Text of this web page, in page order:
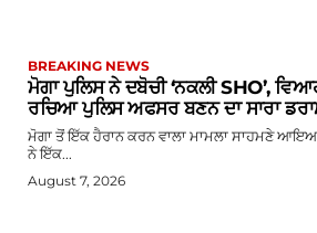
BREAKING NEWS
ਮੋਗਾ ਪੁਲਿਸ ਨੇ ਦਬੋਚੀ ‘ਨਕਲੀ SHO’,
ਰਚਿਆ ਪੁਲਿਸ ਅਫਸਰ ਬਣਨ ਦਾ ਸਾਰਾ
ਮੋਗਾ ਤੋਂ ਇੱਕ ਹੈਰਾਨ ਕਰਨ ਵਾਲਾ ਮਾਮਲਾ ਸਾਹਮਣੇ
ਨੇ ਇੱਕ...
August 7, 2026